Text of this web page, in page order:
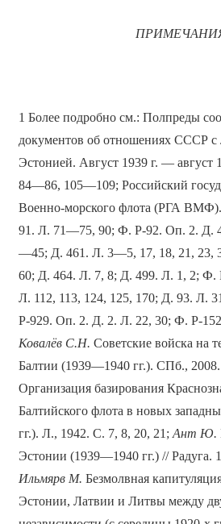
1 Более подробно см.: Полпреды
документов об отношениях СССР
Эстонией. Август 1939 г. — август
84—86, 105—109; Российский
Военно-морского флота (РГА
91. Л. 71—75, 90; Ф. Р-92. Оп. 2. Д.
—45; Д. 461. Л. 3—5, 17, 18, 21, 23,
60; Д. 464. Л. 7, 8; Д. 499. Л. 1, 2; Ф.
Л. 112, 113, 124, 125, 170; Д. 93. Л.
Р-929. Оп. 2. Д. 2. Л. 22, 30; Ф. Р-
Ковалёв С.Н. Советские войска на
Балтии (1939—1940 гг.). СПб.,
Организация базирования
Балтийского флота в новых
гг.). Л., 1942. С. 7, 8, 20, 21; Ант Ю.
Эстонии (1939—1940 гг.) // Радуга.
Ильмярв М. Безмолвная
Эстонии, Латвии и Литвы между